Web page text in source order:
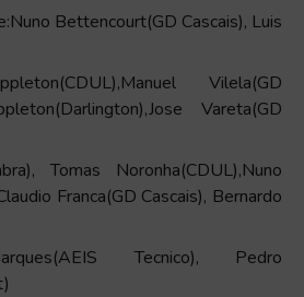
Bettencourt(GD Cascais), Luis
Vilela(GD
Vareta(GD
Tomas Noronha(CDUL),Nuno
Franca(GD Cascais), Bernardo
Tecnico), Pedro